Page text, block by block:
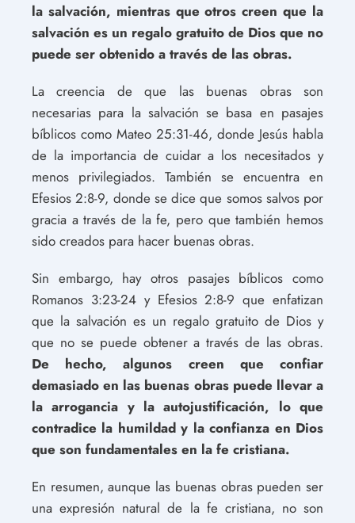
la salvación, mientras que otros creen que la
salvación es un regalo gratuito de Dios que no
puede ser obtenido a través de las obras.
La creencia de que las buenas obras son
necesarias para la salvación se basa en pasajes
bíblicos como Mateo 25:31-46, donde Jesús habla
de la importancia de cuidar a los necesitados y
menos privilegiados. También se encuentra en
Efesios 2:8-9, donde se dice que somos salvos por
gracia a través de la fe, pero que también hemos
sido creados para hacer buenas obras.
Sin embargo, hay otros pasajes bíblicos como
Romanos 3:23-24 y Efesios 2:8-9 que enfatizan
que la salvación es un regalo gratuito de Dios y
que no se puede obtener a través de las obras.
De hecho, algunos creen que confiar
demasiado en las buenas obras puede llevar a
la arrogancia y la autojustificación, lo que
contradice la humildad y la confianza en Dios
que son fundamentales en la fe cristiana.
En resumen, aunque las buenas obras pueden ser
una expresión natural de la fe cristiana, no son